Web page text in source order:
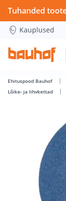
KIUDKETAS
Tuhanded
Kauplused
Ehituspood Bauhof
Lõike- ja lihvkettad